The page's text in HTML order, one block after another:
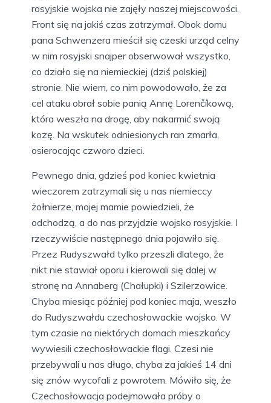
rosyjskie wojska nie zajęły naszej miejscowości.
Front się na jakiś czas zatrzymał. Obok domu
pana Schwenzera mieścił się czeski urząd celny
w nim rosyjski snajper obserwował wszystko,
co działo się na niemieckiej (dziś polskiej)
stronie. Nie wiem, co nim powodowało, że za
cel ataku obrał sobie panią Annę Lorenčíkową,
która weszła na drogę, aby nakarmić swoją
kozę. Na wskutek odniesionych ran zmarła,
osierocając czworo dzieci.
Pewnego dnia, gdzieś pod koniec kwietnia
wieczorem zatrzymali się u nas niemieccy
żołnierze, mojej mamie powiedzieli, że
odchodzą, a do nas przyjdzie wojsko rosyjskie. I
rzeczywiście następnego dnia pojawiło się.
Przez Rudyszwałd tylko przeszli dlatego, że
nikt nie stawiał oporu i kierowali się dalej w
stronę na Annaberg (Chałupki) i Szilerzowice.
Chyba miesiąc później pod koniec maja, weszło
do Rudyszwałdu czechosłowackie wojsko. W
tym czasie na niektórych domach mieszkańcy
wywiesili czechosłowackie flagi. Czesi nie
przebywali u nas długo, chyba za jakieś 14 dni
się znów wycofali z powrotem. Mówiło się, że
Czechosłowacja podejmowała próby o